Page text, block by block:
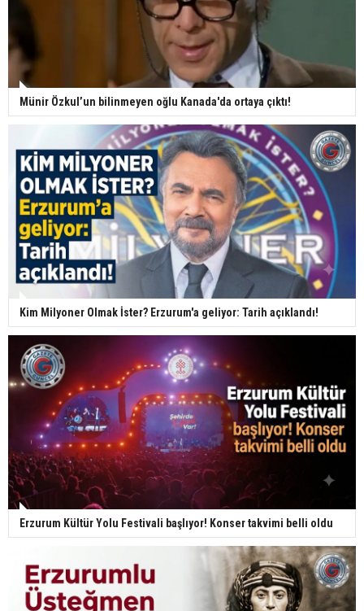
Münir Özkul’un bilinmeyen oğlu Kanada'da ortaya çıktı!
Kim Milyoner Olmak İster? Erzurum'a geliyor: Tarih açıklandı!
Erzurum Kültür Yolu Festivali başlıyor! Konser takvimi belli oldu